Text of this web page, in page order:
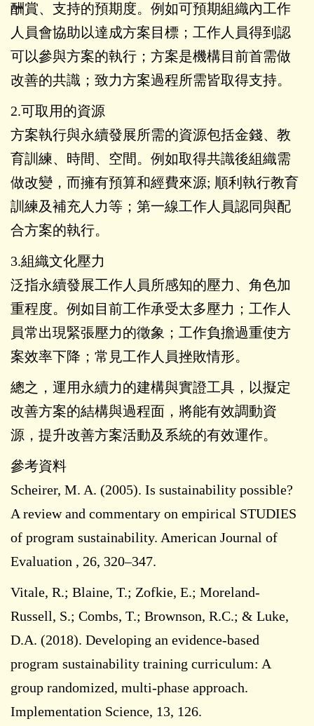
酬賞、支持的預期度。例如可預期組織內工作
人員會協助以達成方案目標；工作人員得到認
可以參與方案的執行；方案是機構目前首需做
改善的共識；致力方案過程所需皆取得支持。
2.可取用的資源
方案執行與永續發展所需的資源包括金錢、教
育訓練、時間、空間。例如取得共識後組織需
做改變，而擁有預算和經費來源; 順利執行教育
訓練及補充人力等；第一線工作人員認同與配
合方案的執行。
3.組織文化壓力
泛指永續發展工作人員所感知的壓力、角色加
重程度。例如目前工作承受太多壓力；工作人
員常出現緊張壓力的徵象；工作負擔過重使方
案效率下降；常見工作人員挫敗情形。
總之，運用永續力的建構與實證工具，以擬定
改善方案的結構與過程面，將能有效調動資
源，提升改善方案活動及系統的有效運作。
參考資料
Scheirer, M. A. (2005). Is sustainability possible?
A review and commentary on empirical STUDIES
of program sustainability. American Journal of
Evaluation , 26, 320–347.
Vitale, R.; Blaine, T.; Zofkie, E.; Moreland-
Russell, S.; Combs, T.; Brownson, R.C.; & Luke,
D.A. (2018). Developing an evidence-based
program sustainability training curriculum: A
group randomized, multi-phase approach.
Implementation Science, 13, 126.